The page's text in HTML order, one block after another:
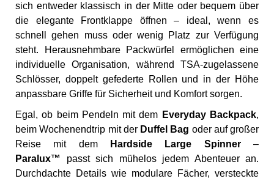
sich entweder klassisch in der Mitte oder bequem über
die elegante Frontklappe öffnen – ideal, wenn es
schnell gehen muss oder wenig Platz zur Verfügung
steht. Herausnehmbare Packwürfel ermöglichen eine
individuelle Organisation, während TSA-zugelassene
Schlösser, doppelt gefederte Rollen und in der Höhe
anpassbare Griffe für Sicherheit und Komfort sorgen.
Egal, ob beim Pendeln mit dem Everyday Backpack,
beim Wochenendtrip mit der Duffel Bag oder auf großer
Reise mit dem
Hardside Large Spinner–
Paralux™
passt sich mühelos jedem Abenteuer an.
Durchdachte Details wie modulare Fächer, versteckte